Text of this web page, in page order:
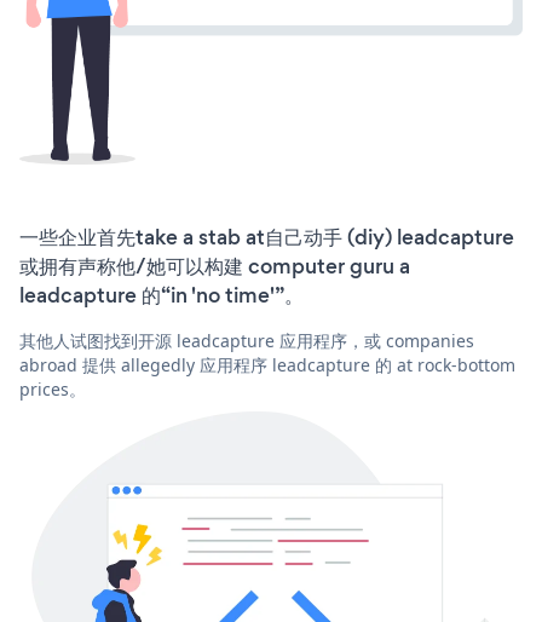
一些企业首先take a stab at自己动手 (diy) leadcapture
或拥有声称他/她可以构建 computer guru a
leadcapture 的“in 'no time'”。
其他人试图找到开源 leadcapture 应用程序，或 companies
abroad 提供 allegedly 应用程序 leadcapture 的 at rock-bottom
prices。